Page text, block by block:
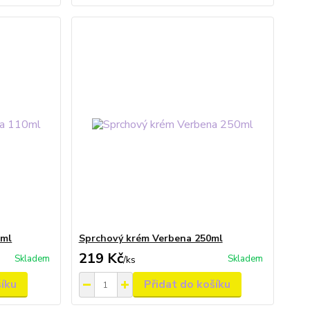
Skladem
Sprchový krém Verbena 250ml
219 Kč/ks Skladem
Přidat do košíku